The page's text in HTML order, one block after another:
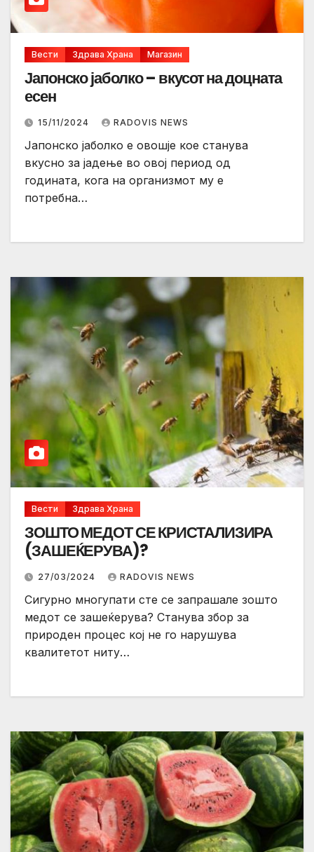
Вести Здрава Храна Магазин
Јапонско јаболко – вкусот на доцната
есен
15/11/2024 RADOVIS NEWS
Јапонско јаболко е овошје кое станува
вкусно за јадење во овој период од
годината, кога на организмот му е
потребна…
Вести Здрава Храна
ЗОШТО МЕДОТ СЕ КРИСТАЛИЗИРА
(ЗАШЕЌЕРУВА)?
27/03/2024 RADOVIS NEWS
Сигурно многупати сте се запрашале зошто
медот се зашеќерува? Станува збор за
природен процес кој не го нарушува
квалитетот ниту…